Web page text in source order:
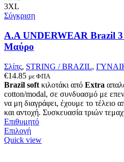
επιλεγούν
σελίδα
προϊόντος
3XL
Σύγκριση
Α.A UNDERWEAR Brazil
Μαύρο
Σλίπς, STRING / BRAZIL,
€14.85 με ΦΠΑ
Brazil soft κιλοτάκι από Extra
cotton/modal, σε συνδυασμό με
να μη διαγράφει, έχουμε το τέλειο
και αντοχή. Συσκευασία τριών
Επιθυμητό
ΕπιλογήΑυτό
το
Quick view